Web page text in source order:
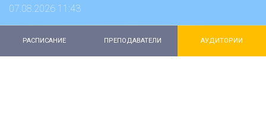
07.08.2026 11:43
РАСПИСАНИЕ ПРЕПОДАВАТЕЛИ АУДИТОРИИ